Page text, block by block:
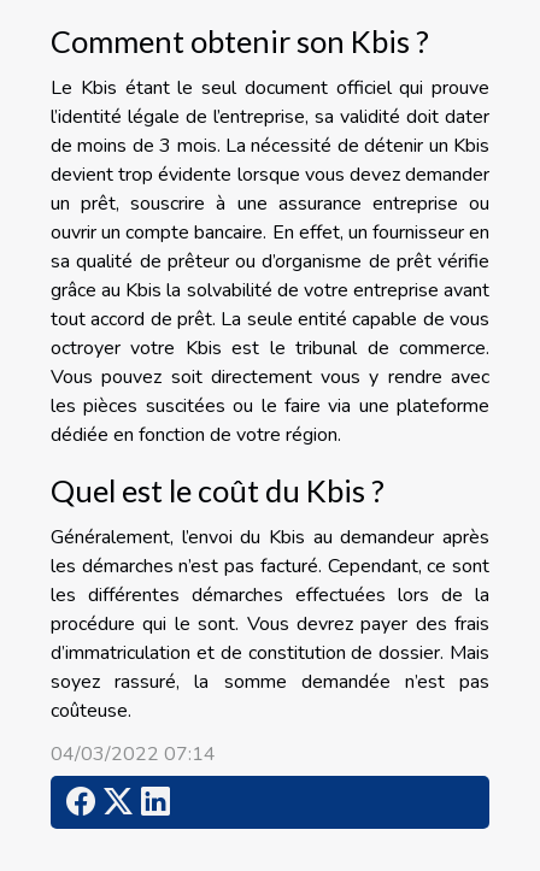
Comment obtenir son Kbis ?
Le Kbis étant le seul document officiel qui prouve
l’identité légale de l’entreprise, sa validité doit dater
de moins de 3 mois. La nécessité de détenir un Kbis
devient trop évidente lorsque vous devez demander
un prêt, souscrire à une assurance entreprise ou
ouvrir un compte bancaire. En effet, un fournisseur en
sa qualité de prêteur ou d’organisme de prêt vérifie
grâce au Kbis la solvabilité de votre entreprise avant
tout accord de prêt. La seule entité capable de vous
octroyer votre Kbis est le tribunal de commerce.
Vous pouvez soit directement vous y rendre avec
les pièces suscitées ou le faire via une plateforme
dédiée en fonction de votre région.
Quel est le coût du Kbis ?
Généralement, l’envoi du Kbis au demandeur après
les démarches n’est pas facturé. Cependant, ce sont
les différentes démarches effectuées lors de la
procédure qui le sont. Vous devrez payer des frais
d’immatriculation et de constitution de dossier. Mais
soyez rassuré, la somme demandée n’est pas
coûteuse.
04/03/2022 07:14